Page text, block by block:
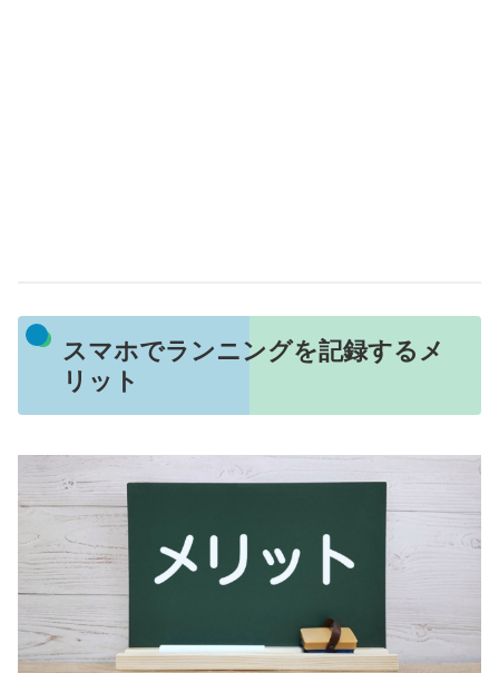
スマホでランニングを記録するメ
リット